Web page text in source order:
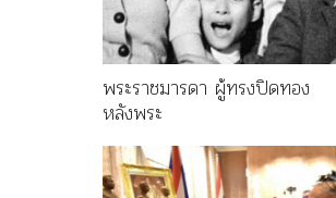
พระราชมารดา ผู้ทรงปิดทอง
หลังพระ